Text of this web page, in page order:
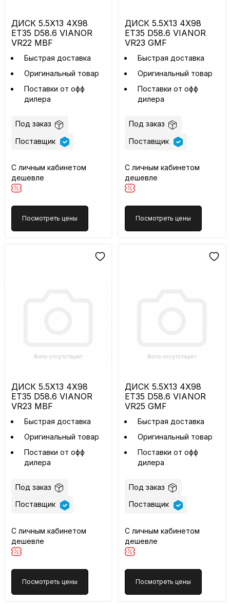
ДИСК 5.5X13 4X98
ET35 D58.6 VIANOR
VR22 MBF
Быстрая доставка
Оригинальный товар
Поставки от офф
дилера
Под заказ
Поставщик
С личным кабинетом
дешевле
Посмотреть цены
ДИСК 5.5X13 4X98
ET35 D58.6 VIANOR
VR23 GMF
Быстрая доставка
Оригинальный товар
Поставки от офф
дилера
Под заказ
Поставщик
С личным кабинетом
дешевле
Посмотреть цены
ДИСК 5.5X13 4X98
ET35 D58.6 VIANOR
VR23 MBF
Быстрая доставка
Оригинальный товар
Поставки от офф
дилера
Под заказ
Поставщик
С личным кабинетом
дешевле
Посмотреть цены
ДИСК 5.5X13 4X98
ET35 D58.6 VIANOR
VR25 GMF
Быстрая доставка
Оригинальный товар
Поставки от офф
дилера
Под заказ
Поставщик
С личным кабинетом
дешевле
Посмотреть цены